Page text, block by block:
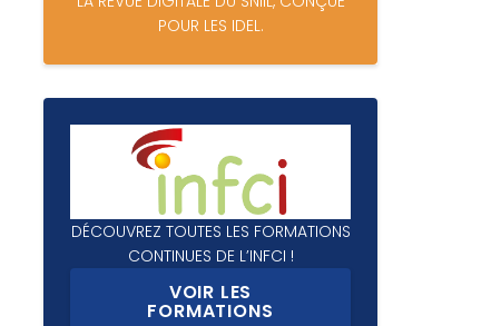
POUR LES IDEL.
DÉCOUVREZ TOUTES LES FORMATIONS
CONTINUES DE L’INFCI !
VOIR LES
FORMATIONS